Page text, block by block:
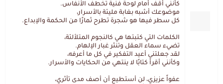
كأنني أقف أمام لوحة فنية تخطف الأنفاس.
موضوعك أشبه بغابة مليئة بالأسرار،
كل سطر فيها هو شجرة تطرح ثمارًا من الحكمة والإبداع.
الكلمات التي كتبتها هي كالنجوم المتلألئة،
تضيء سماء العقل وتنثر غبار الإلهام.
لقد جعلتني أعيد التفكير في كل ما أعرفه،
وكأنني أقرأ كتابًا لا ينتهي من الحكايات والأسرار.
عفواً عزيزي، لن أستطيع أن أصف مدى تأثري،